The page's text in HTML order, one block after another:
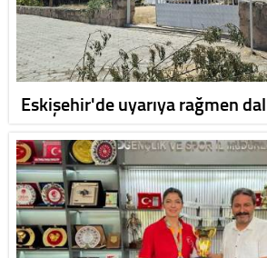
Eskişehir'de uyarıya rağmen